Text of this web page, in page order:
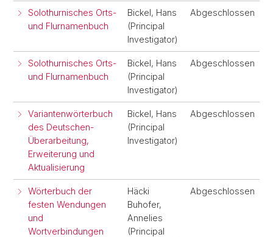
Solothurnisches Orts-
und Flurnamenbuch
Bickel, Hans
(Principal
Investigator)
Abgeschlossen
Solothurnisches Orts-
und Flurnamenbuch
Bickel, Hans
(Principal
Investigator)
Abgeschlossen
Variantenwörterbuch
des Deutschen-
Überarbeitung,
Erweiterung und
Aktualisierung
Bickel, Hans
(Principal
Investigator)
Abgeschlossen
Wörterbuch der
festen Wendungen
und
Wortverbindungen
Häcki
Buhofer,
Annelies
(Principal
Abgeschlossen